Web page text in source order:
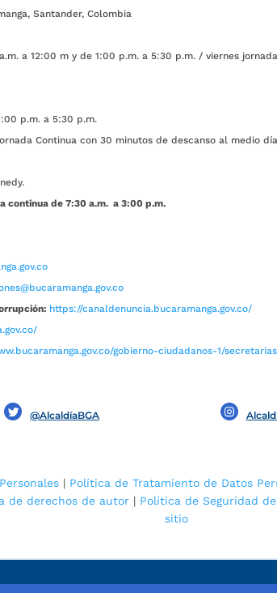
Santander, Colombia
a 12:00 m y de 1:00 p.m. a 5:30 p.m. / viernes
p.m. a 5:30 p.m.
Continua con 30 minutos de descanso al medio
continua de 7:30 a.m. a 3:00 p.m.
https://canaldenuncia.bucaramanga.gov.co/
gobierno-ciudadanos-1/
@AlcaldíaBGA
| Política de Tratamiento de Datos
de derechos de autor | Política de Seguridad
sitio